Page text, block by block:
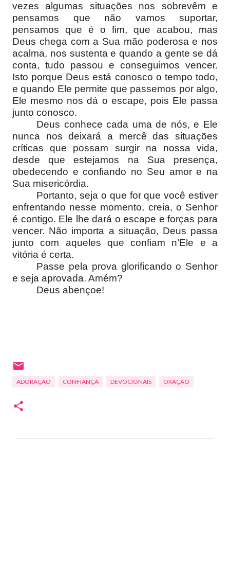
vezes algumas situações nos sobrevêm e
pensamos que não vamos suportar,
pensamos que é o fim, que acabou, mas
Deus chega com a Sua mão poderosa e nos
acalma, nos sustenta e quando a gente se dá
conta, tudo passou e conseguimos vencer.
Isto porque Deus está conosco o tempo todo,
e quando Ele permite que passemos por algo,
Ele mesmo nos dá o escape, pois Ele passa
junto conosco.
Deus conhece cada uma de nós, e Ele
nunca nos deixará a mercê das situações
críticas que possam surgir na nossa vida,
desde que estejamos na Sua presença,
obedecendo e confiando no Seu amor e na
Sua misericórdia.
Portanto, seja o que for que você estiver
enfrentando nesse momento, creia, o Senhor
é contigo. Ele lhe dará o escape e forças para
vencer. Não importa a situação, Deus passa
junto com aqueles que confiam n’Ele e a
vitória é certa.
Passe pela prova glorificando o Senhor
e seja aprovada. Amém?
Deus abençoe!
ADORAÇÃO CONFIANÇA DEVOCIONAIS ORAÇÃO